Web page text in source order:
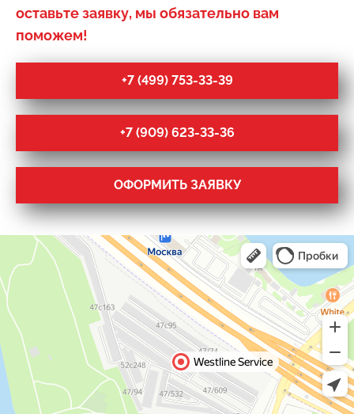
оставьте заявку, мы обязательно вам
поможем!
+7 (499) 753-33-39
+7 (909) 623-33-36
ОФОРМИТЬ ЗАЯВКУ